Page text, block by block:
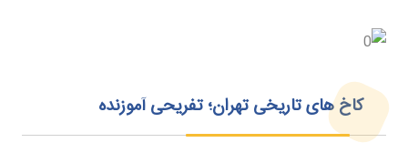
کاخ های تاریخی تهران؛ تفریحی آموزنده